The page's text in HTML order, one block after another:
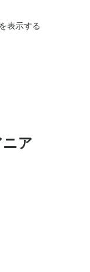
表示する
ア